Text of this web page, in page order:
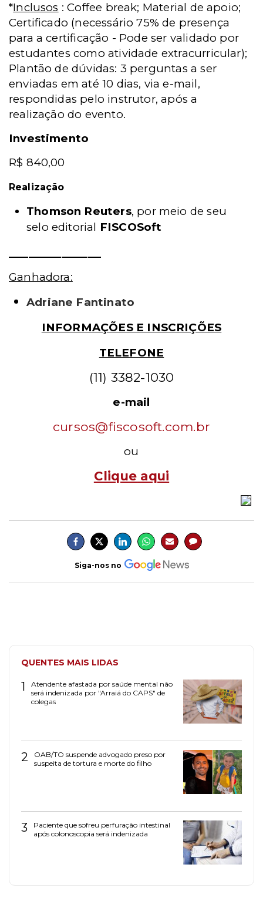
*Inclusos : Coffee break; Material de apoio;
Certificado (necessário 75% de presença
para a certificação - Pode ser validado por
estudantes como atividade extracurricular);
Plantão de dúvidas: 3 perguntas a ser
enviadas em até 10 dias, via e-mail,
respondidas pelo instrutor, após a
realização do evento.
Investimento
R$ 840,00
Realização
Thomson Reuters, por meio de seu
selo editorial FISCOSoft
Ganhadora:
Adriane Fantinato
INFORMAÇÕES E INSCRIÇÕES
TELEFONE
(11) 3382-1030
e-mail
cursos@fiscosoft.com.br
ou
Clique aqui
Siga-nos no
QUENTES MAIS LIDAS
1
Atendente afastada por saúde mental não
será indenizada por "Arraiá do CAPS" de
colegas
2
OAB/TO suspende advogado preso por
suspeita de tortura e morte do filho
3
Paciente que sofreu perfuração intestinal
após colonoscopia será indenizada